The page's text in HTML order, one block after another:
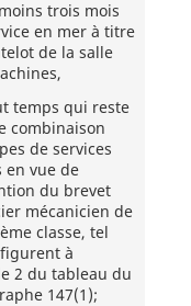
trois mois
en mer à titre
de la salle
temps qui reste
combinaison
de services
en vue de
du brevet
mécanicien de
classe, tel
à
2 du tableau du
147(1);